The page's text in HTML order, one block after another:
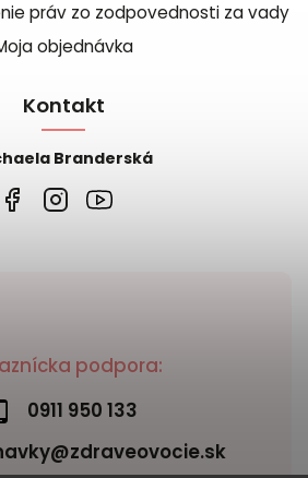
podpora:
0911 950 133
práv zo zodpovednosti za vady
objednávka
Kontakt
Branderská